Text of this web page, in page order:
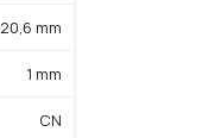
20,6 mm
1 mm
CN